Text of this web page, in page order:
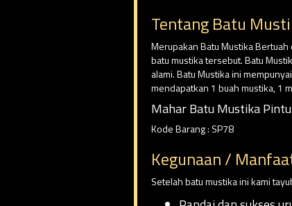
Tentang Batu
Merupakan Batu Mustika
batu mustika tersebut. Batu
alami. Batu Mustika ini
mendapatkan 1 buah mustika, 1
Mahar Batu Mustika
Kode Barang : SP78
Kegunaan /
Setelah batu mustika ini kami